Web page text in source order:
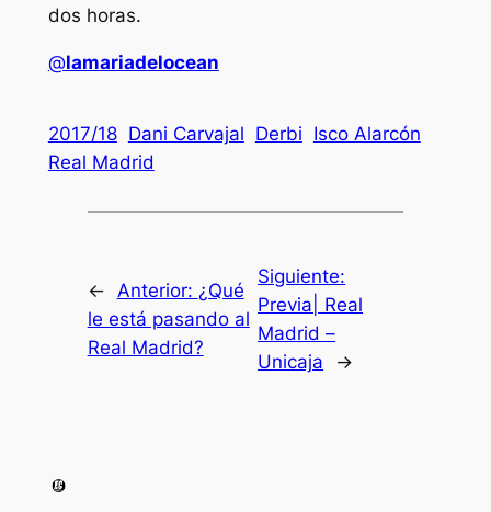
dos horas.
@lamariadelocean
2017/18 Dani Carvajal Derbi Isco Alarcón
Real Madrid
← Anterior: ¿Qué
le está pasando al
Real Madrid?
Siguiente:
Previa| Real
Madrid –
Unicaja
→